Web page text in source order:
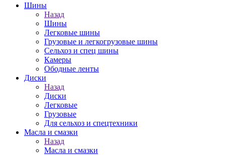
Шины
Назад
Шины
Легковые шины
Грузовые и легкогрузовые шины
Сельхоз и спец шины
Камеры
Ободные ленты
Диски
Назад
Диски
Легковые
Грузовые
Для сельхоз и спецтехники
Масла и смазки
Назад
Масла и смазки